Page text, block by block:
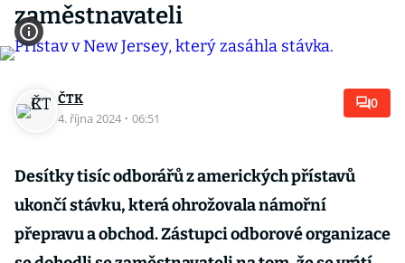
zaměstnavateli
ČTK
4. října 2024 · 06:51
0
Desítky tisíc odborářů z amerických přístavů
ukončí stávku, která ohrožovala námořní
přepravu a obchod. Zástupci odborové organizace